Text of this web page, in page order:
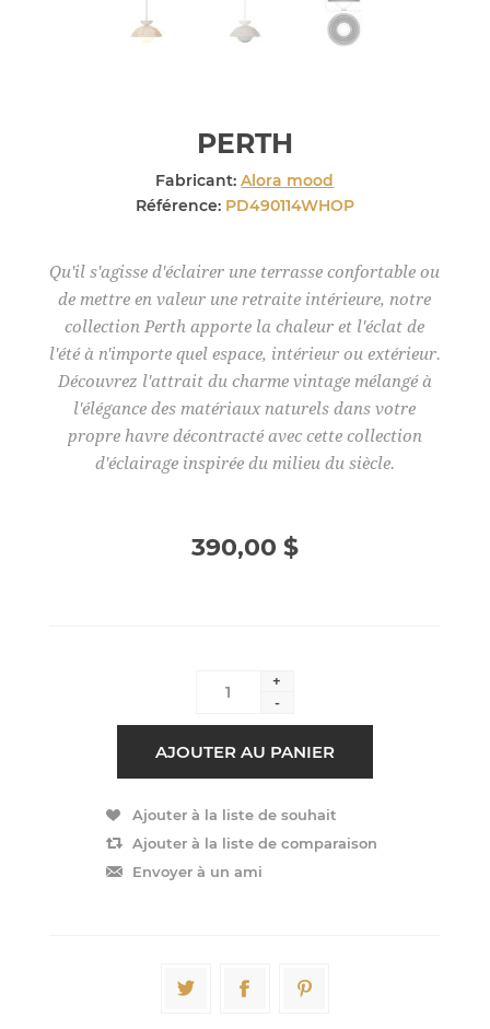
PERTH
Fabricant: Alora mood
Référence: PD490114WHOP
Qu'il s'agisse d'éclairer une terrasse confortable ou
de mettre en valeur une retraite intérieure, notre
collection Perth apporte la chaleur et l'éclat de
l'été à n'importe quel espace, intérieur ou extérieur.
Découvrez l'attrait du charme vintage mélangé à
l'élégance des matériaux naturels dans votre
propre havre décontracté avec cette collection
d'éclairage inspirée du milieu du siècle.
390,00 $
+
-